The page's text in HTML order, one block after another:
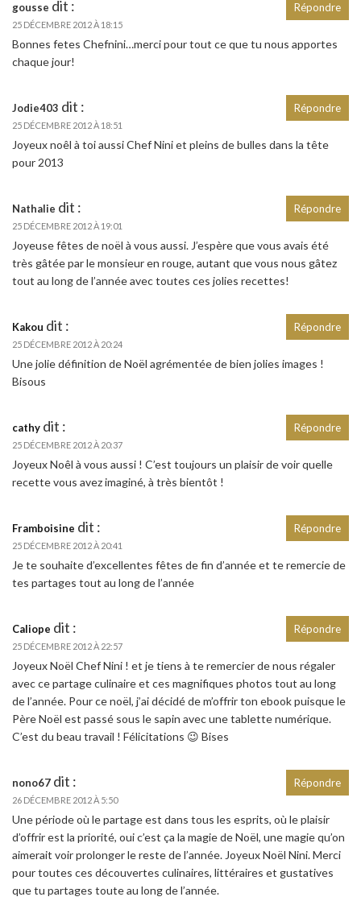
gousse dit :
25 DÉCEMBRE 2012 À 18:15
Bonnes fetes Chefnini…merci pour tout ce que tu nous apportes
chaque jour!
Répondre
Jodie403 dit :
25 DÉCEMBRE 2012 À 18:51
Joyeux noêl à toi aussi Chef Nini et pleins de bulles dans la tête
pour 2013
Répondre
Nathalie dit :
25 DÉCEMBRE 2012 À 19:01
Joyeuse fêtes de noël à vous aussi. J’espère que vous avais été
très gâtée par le monsieur en rouge, autant que vous nous gâtez
tout au long de l’année avec toutes ces jolies recettes!
Répondre
Kakou dit :
25 DÉCEMBRE 2012 À 20:24
Une jolie définition de Noël agrémentée de bien jolies images !
Bisous
Répondre
cathy dit :
25 DÉCEMBRE 2012 À 20:37
Joyeux Noêl à vous aussi ! C’est toujours un plaisir de voir quelle
recette vous avez imaginé, à très bientôt !
Répondre
Framboisine dit :
25 DÉCEMBRE 2012 À 20:41
Je te souhaite d’excellentes fêtes de fin d’année et te remercie de
tes partages tout au long de l’année
Répondre
Caliope dit :
25 DÉCEMBRE 2012 À 22:57
Joyeux Noël Chef Nini ! et je tiens à te remercier de nous régaler
avec ce partage culinaire et ces magnifiques photos tout au long
de l’année. Pour ce noël, j’ai décidé de m’offrir ton ebook puisque le
Père Noël est passé sous le sapin avec une tablette numérique.
C’est du beau travail ! Félicitations 😉 Bises
Répondre
nono67 dit :
26 DÉCEMBRE 2012 À 5:50
Une période où le partage est dans tous les esprits, où le plaisir
d’offrir est la priorité, oui c’est ça la magie de Noël, une magie qu’on
aimerait voir prolonger le reste de l’année. Joyeux Noël Nini. Merci
pour toutes ces découvertes culinaires, littéraires et gustatives
que tu partages toute au long de l’année.
Répondre